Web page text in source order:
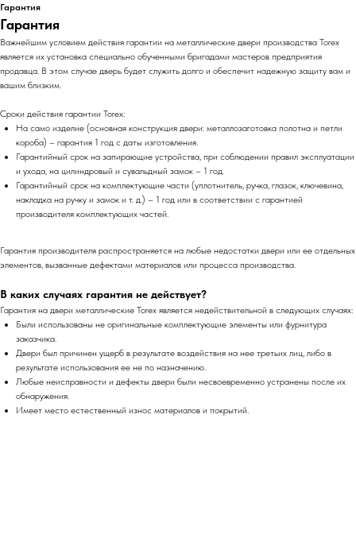
Гарантия
Гарантия
Важнейшим условием действия гарантии на металлические двери производства Torex
является их установка специально обученными бригадами мастеров предприятия
продавца. В этом случае дверь будет служить долго и обеспечит надежную защиту вам и
вашим близким.
Сроки действия гарантии Torex:
На само изделие (основная конструкция двери: металлозаготовка полотна и петли
короба) – гарантия 1 год с даты изготовления.
Гарантийный срок на запирающие устройства, при соблюдении правил эксплуатации
и ухода, на цилиндровый и сувальдный замок – 1 год.
Гарантийный срок на комплектующие части (уплотнитель, ручка, глазок, ключевина,
накладка на ручку и замок и т. д.) – 1 год или в соответствии с гарантией
производителя комплектующих частей.
Гарантия производителя распространяется на любые недостатки двери или ее отдельных
элементов, вызванные дефектами материалов или процесса производства.
В каких случаях гарантия не действует?
Гарантия на двери металлические Torex является недействительной в следующих случаях:
Были использованы не оригинальные комплектующие элементы или фурнитура
заказчика.
Двери был причинен ущерб в результате воздействия на нее третьих лиц, либо в
результате использования ее не по назначению.
Любые неисправности и дефекты двери были несвоевременно устранены после их
обнаружения.
Имеет место естественный износ материалов и покрытий.